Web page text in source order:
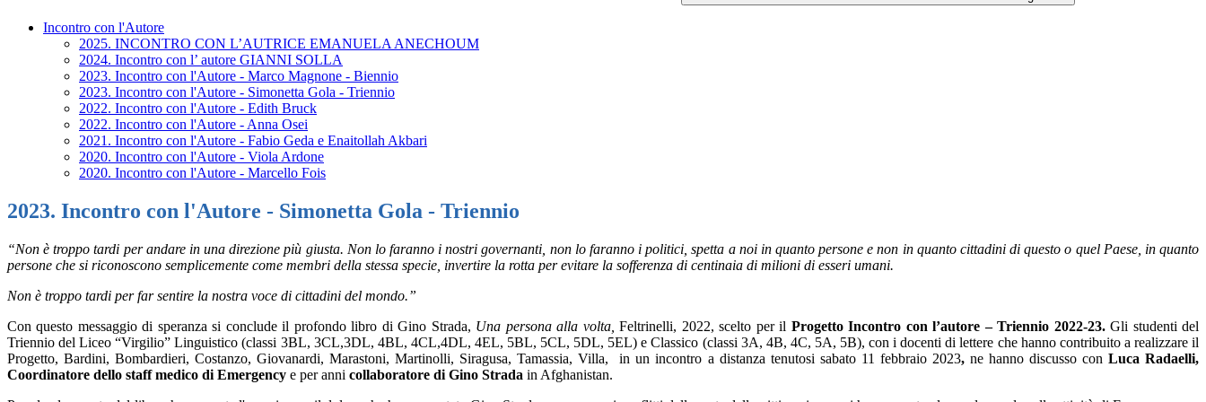
Incontro con l'Autore
2025. INCONTRO CON L’AUTRICE EMANUELA ANECHOUM
2024. Incontro con l’ autore GIANNI SOLLA
2023. Incontro con l'Autore - Marco Magnone - Biennio
2023. Incontro con l'Autore - Simonetta Gola - Triennio
2022. Incontro con l'Autore - Edith Bruck
2022. Incontro con l'Autore - Anna Osei
2021. Incontro con l'Autore - Fabio Geda e Enaitollah Akbari
2020. Incontro con l'Autore - Viola Ardone
2020. Incontro con l'Autore - Marcello Fois
2023. Incontro con l'Autore - Simonetta Gola - Triennio
“Non è troppo tardi per andare in una direzione più giusta. Non lo faranno i nostri governanti, non lo faranno i politici, spetta a noi in quanto persone e non in quanto cittadini di questo o quel Paese, in quanto
persone che si riconoscono semplicemente come membri della stessa specie, invertire la rotta per evitare la sofferenza di centinaia di milioni di esseri umani.
Non è troppo tardi per far sentire la nostra voce di cittadini del mondo.”
Con questo messaggio di speranza si conclude il profondo libro di Gino Strada, Una persona alla volta,Feltrinelli, 2022, scelto per il Progetto Incontro con l’autore – Triennio 2022-23.Gli studenti del
Triennio del Liceo “Virgilio” Linguistico (classi 3BL, 3CL,3DL, 4BL, 4CL,4DL, 4EL, 5BL, 5CL, 5DL, 5EL) e Classico (classi 3A, 4B, 4C, 5A, 5B), con i docenti di lettere che hanno contribuito a realizzare il
Progetto, Bardini, Bombardieri, Costanzo, Giovanardi, Marastoni, Martinolli, Siragusa, Tamassia, Villa, in un incontro a distanza tenutosi sabato 11 febbraio 2023, ne hanno discusso con Luca Radaelli,
Coordinatore dello staff medico di Emergency e per anni collaboratore di Gino Strada in Afghanistan.